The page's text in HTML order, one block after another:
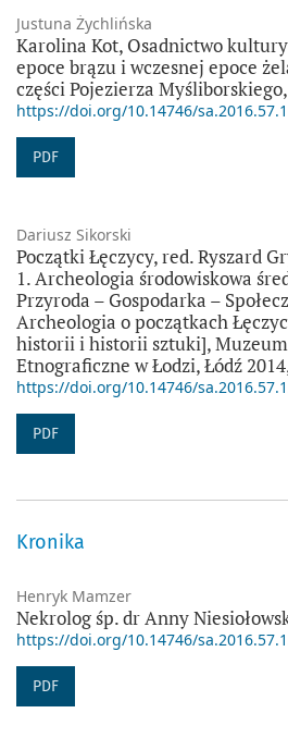
Justuna Żychlińska
Karolina Kot, Osadnictwo
epoce brązu i wczesnej epoce
części Pojezierza
https://doi.org/10.14746/
PDF
Dariusz Sikorski
Początki Łęczycy, red. Ryszard
1. Archeologia środowiskowa
Przyroda – Gospodarka –
Archeologia o początkach
historii i historii sztuki],
Etnograficzne w Łodzi, Łódź
https://doi.org/10.14746/
PDF
Kronika
Henryk Mamzer
Nekrolog śp. dr Anny
https://doi.org/10.14746/
PDF